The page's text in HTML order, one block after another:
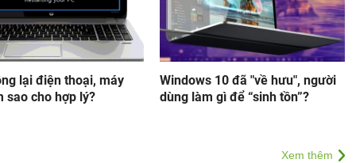
lại điện thoại, máy
sao cho hợp lý?
Windows 10 đã "về hưu", người
dùng làm gì để “sinh tồn”?
Xem thêm